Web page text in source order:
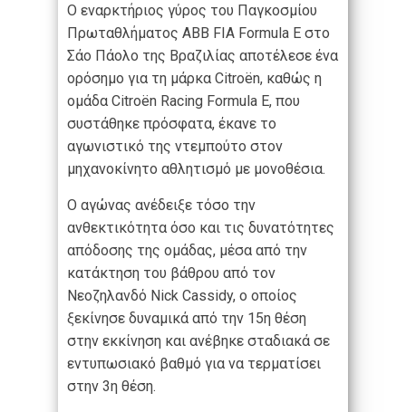
Ο εναρκτήριος γύρος του Παγκοσμίου
Πρωταθλήματος ABB FIA Formula E στο
Σάο Πάολο της Βραζιλίας αποτέλεσε ένα
ορόσημο για τη μάρκα Citroën, καθώς η
ομάδα Citroën Racing Formula E, που
συστάθηκε πρόσφατα, έκανε το
αγωνιστικό της ντεμπούτο στον
μηχανοκίνητο αθλητισμό με μονοθέσια.
Ο αγώνας ανέδειξε τόσο την
ανθεκτικότητα όσο και τις δυνατότητες
απόδοσης της ομάδας, μέσα από την
κατάκτηση του βάθρου από τον
Νεοζηλανδό Nick Cassidy, ο οποίος
ξεκίνησε δυναμικά από την 15η θέση
στην εκκίνηση και ανέβηκε σταδιακά σε
εντυπωσιακό βαθμό για να τερματίσει
στην 3η θέση.